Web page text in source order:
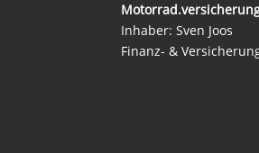
Inhaber: Sven Joos
Finanz- &